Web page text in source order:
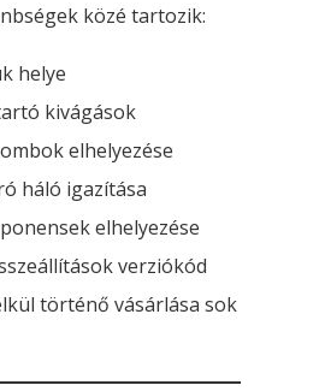
közé tartozik:
helye
kivágások
elhelyezése
háló igazítása
elhelyezése
verziókód
történő vásárlása sok